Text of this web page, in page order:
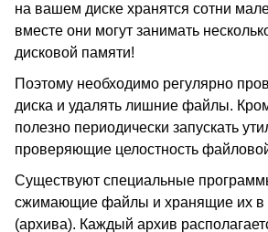
на вашем диске хранятся сотни
вместе они могут занимать
дисковой памяти!
Поэтому необходимо регулярно
диска и удалять лишние файлы.
полезно периодически запускать
проверяющие целостность
Существуют специальные
сжимающие файлы и хранящие их в
(архива). Каждый архив